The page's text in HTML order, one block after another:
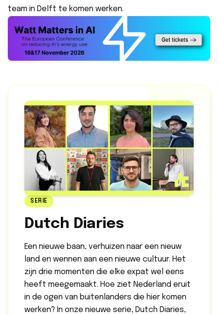
team in Delft te komen werken.
SERIE
Dutch Diaries
Een nieuwe baan, verhuizen naar een nieuw
land en wennen aan een nieuwe cultuur. Het
zijn drie momenten die elke expat wel eens
heeft meegemaakt. Hoe ziet Nederland eruit
in de ogen van buitenlanders die hier komen
werken? In onze nieuwe serie, Dutch Diaries,